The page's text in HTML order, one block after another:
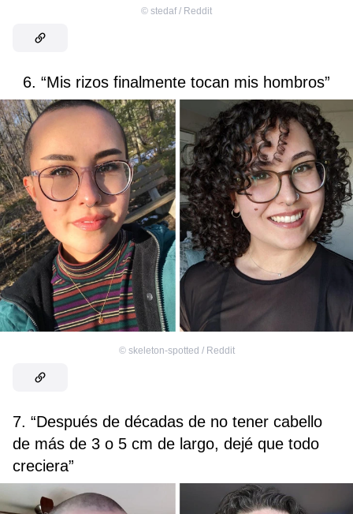
© stedaf / Reddit
6. “Mis rizos finalmente tocan mis hombros”
© skeleton-spotted / Reddit
7. “Después de décadas de no tener cabello
de más de 3 o 5 cm de largo, dejé que todo
creciera”